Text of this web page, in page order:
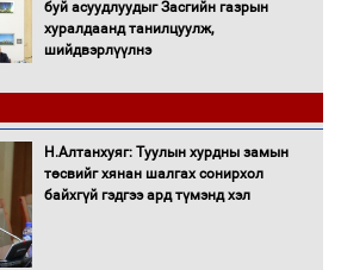
буй асуудлуудыг Засгийн газрын
хуралдаанд танилцуулж,
шийдвэрлүүлнэ
эрэгтэйчүүдийн волейболын тэмцээнд
оролцож байгаа баг тамирчдад
амжилт хүслээ
Н.Алтанхуяг: Туулын хурдны замын
төсвийг хянан шалгах сонирхол
байхгүй гэдгээ ард түмэнд хэл